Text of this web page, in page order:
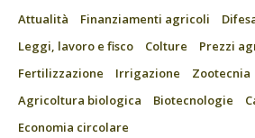
Attualità Finanziamenti agricoli
Leggi, lavoro e fisco
Colture
Prezzi
Fertilizzazione
Irrigazione Zootecnia
Agricoltura biologica
Biotecnologie
Economia circolare